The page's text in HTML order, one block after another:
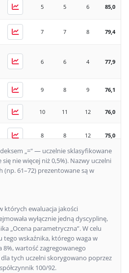
5 5 6 85,0
7 7 8 79,4
6 6 4 77,9
9 8 9 76,1
10 11 12 76,0
8 8 12 75,0
12 12 20 74,9
12 9 74,2
12 12 12 74,2
„=" — uczelnie sklasyfikowane
nie więcej niż 0,5%). Nazwy uczelni
61–72) prezentowane są w
których ewaluacja jakości
wyłącznie jedną dyscyplinę,
„Ocena parametryczna”. W celu
wskaźnika, którego waga w
8%, wartość zagregowanego
tych uczelni skorygowano poprzez
100/92.